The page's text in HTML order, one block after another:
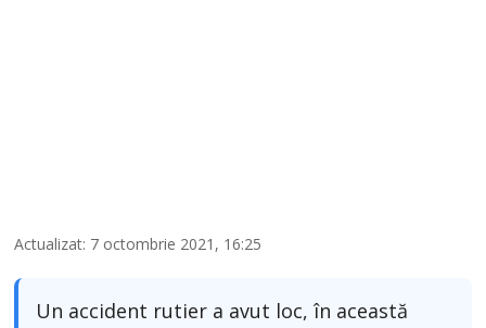
Actualizat: 7 octombrie 2021, 16:25
Un accident rutier a avut loc, în această